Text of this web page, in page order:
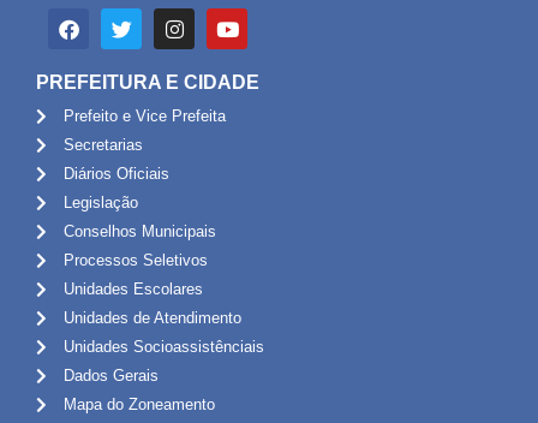
PREFEITURA E CIDADE
Prefeito e Vice Prefeita
Secretarias
Diários Oficiais
Legislação
Conselhos Municipais
Processos Seletivos
Unidades Escolares
Unidades de Atendimento
Unidades Socioassistênciais
Dados Gerais
Mapa do Zoneamento